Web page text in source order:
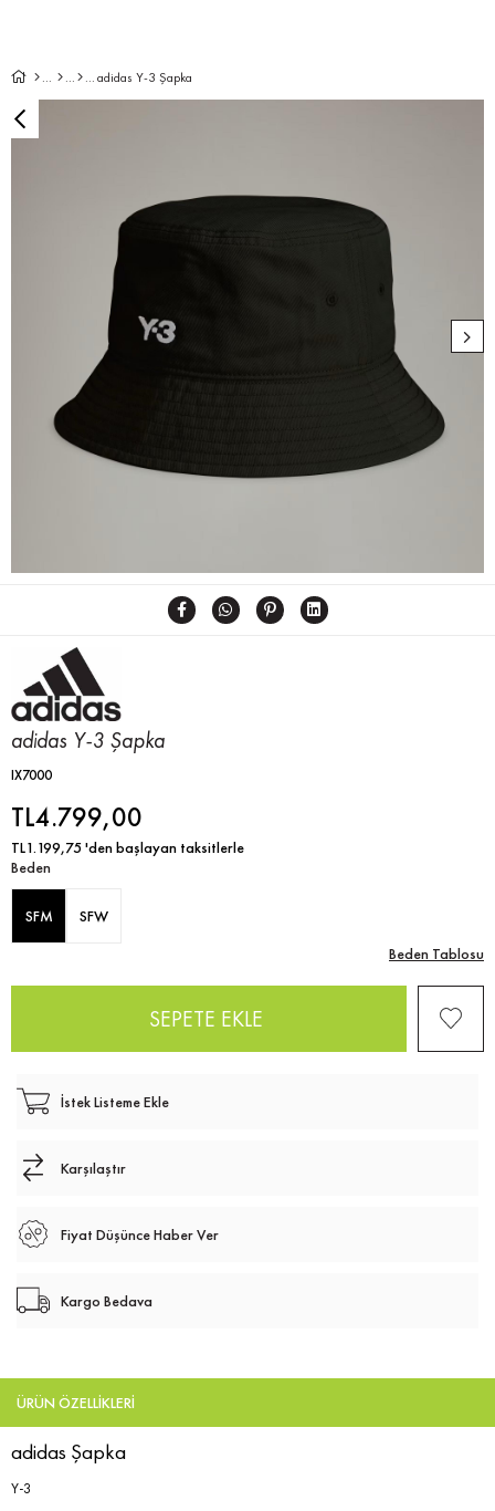
adidas Y-3 Şapka
adidas Y-3 Şapka
IX7000
TL4.799,00
TL1.199,75'den başlayan taksitlerle
Beden
SFM
SFW
Beden Tablosu
İstek Listeme Ekle
Karşılaştır
Fiyat Düşünce Haber Ver
Kargo Bedava
ÜRÜN ÖZELLIKLERI
adidas Şapka
Y-3